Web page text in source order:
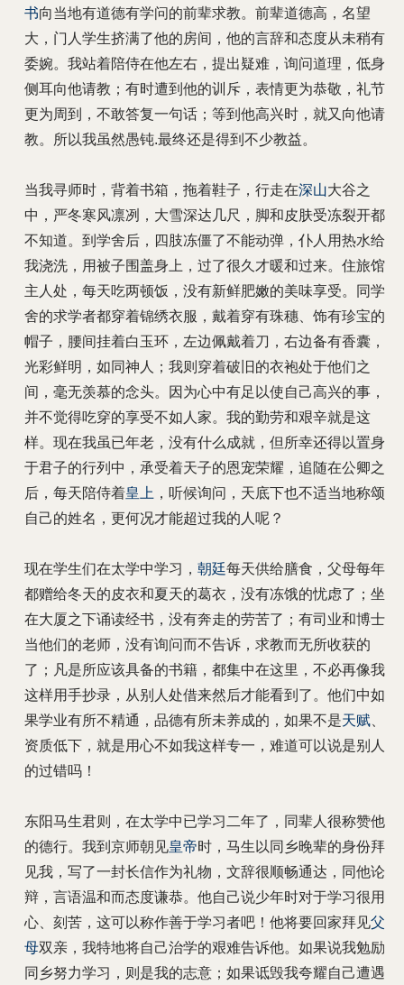
书向当地有道德有学问的前辈求教。前辈道德高，名望
大，门人学生挤满了他的房间，他的言辞和态度从未稍有
委婉。我站着陪侍在他左右，提出疑难，询问道理，低身
侧耳向他请教；有时遭到他的训斥，表情更为恭敬，礼节
更为周到，不敢答复一句话；等到他高兴时，就又向他请
教。所以我虽然愚钝.最终还是得到不少教益。
当我寻师时，背着书箱，拖着鞋子，行走在深山大谷之
中，严冬寒风凛冽，大雪深达几尺，脚和皮肤受冻裂开都
不知道。到学舍后，四肢冻僵了不能动弹，仆人用热水给
我浇洗，用被子围盖身上，过了很久才暖和过来。住旅馆
主人处，每天吃两顿饭，没有新鲜肥嫩的美味享受。同学
舍的求学者都穿着锦绣衣服，戴着穿有珠穗、饰有珍宝的
帽子，腰间挂着白玉环，左边佩戴着刀，右边备有香囊，
光彩鲜明，如同神人；我则穿着破旧的衣袍处于他们之
间，毫无羡慕的念头。因为心中有足以使自己高兴的事，
并不觉得吃穿的享受不如人家。我的勤劳和艰辛就是这
样。现在我虽已年老，没有什么成就，但所幸还得以置身
于君子的行列中，承受着天子的恩宠荣耀，追随在公卿之
后，每天陪侍着皇上 ，听候询问，天底下也不适当地称颂
自己的姓名，更何况才能超过我的人呢？
现在学生们在太学中学习， 朝廷每天供给膳食，父母每年
都赠给冬天的皮衣和夏天的葛衣，没有冻饿的忧虑了；坐
在大厦之下诵读经书，没有奔走的劳苦了；有司业和博士
当他们的老师，没有询问而不告诉，求教而无所收获的
了；凡是所应该具备的书籍，都集中在这里，不必再像我
这样用手抄录，从别人处借来然后才能看到了。他们中如
果学业有所不精通，品德有所未养成的，如果不是天赋
资质低下，就是用心不如我这样专一，难道可以说是别人
的过错吗！
东阳马生君则，在太学中已学习二年了，同辈人很称赞他
的德行。我到京师朝见皇帝时，马生以同乡晚辈的身份拜
见我，写了一封长信作为礼物，文辞很顺畅通达，同他论
辩，言语温和而态度谦恭。他自己说少年时对于学习很用
心、刻苦，这可以称作善于学习者吧！他将要回家拜见父
母双亲，我特地将自己治学的艰难告诉他。如果说我勉励
同乡努力学习，则是我的志意；如果诋毁我夸耀自己遭遇